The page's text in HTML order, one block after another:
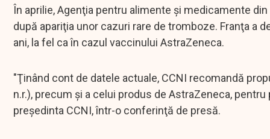
În aprilie, Agenţia pentru alimente şi medicamente
după apariţia unor cazuri rare de tromboze. Franţa a
ani, la fel ca în cazul vaccinului AstraZeneca.
"Ţinând cont de datele actuale, CCNI recomandă
n.r.), precum şi a celui produs de AstraZeneca,
preşedinta CCNI, într-o conferinţă de presă.